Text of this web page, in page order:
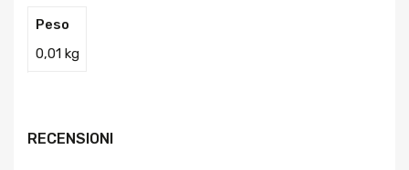
Peso
0,01 kg
RECENSIONI